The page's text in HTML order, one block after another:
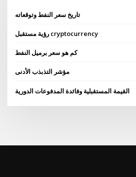
تاريخ سعر النفط وتوقعاته
رؤية مستقبل cryptocurrency
كم هو سعر برميل النفط
مؤشر التذبذب الأدنى
القيمة المستقبلية وفائدة المدفوعات الدورية